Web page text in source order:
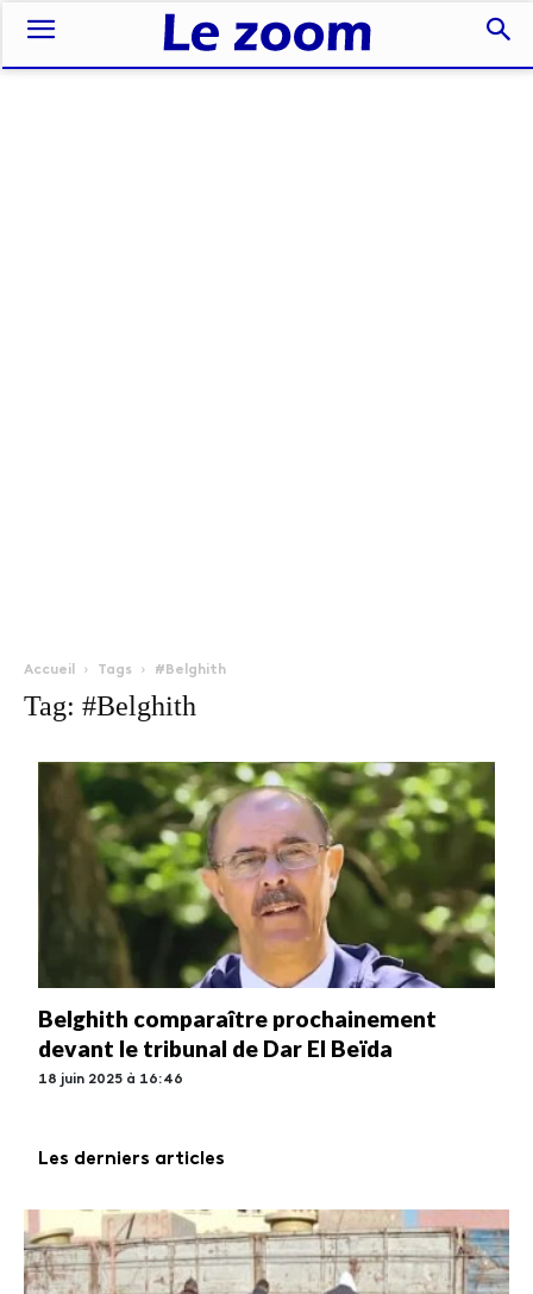
Accueil Tags #Belghith
Tag: #Belghith
Belghith comparaître prochainement
devant le tribunal de Dar El Beïda
18 juin 2025 à 16:46
Les derniers articles